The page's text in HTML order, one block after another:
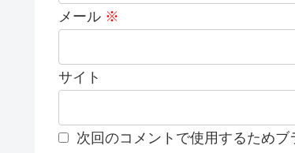
メール ※
サイト
次回のコメントで使用するためブ